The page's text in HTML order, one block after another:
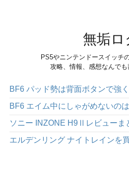
無垢ロ
PS5やニンテンドースイッチ
攻略、情報、感想なんでも